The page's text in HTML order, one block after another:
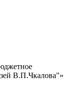
В.П.Чкалова"»